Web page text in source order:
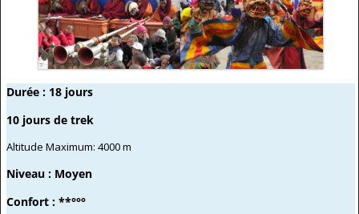
Durée : 18 jours
10 jours de trek
Altitude Maximum: 4000 m
Niveau : Moyen
Confort : **°°°